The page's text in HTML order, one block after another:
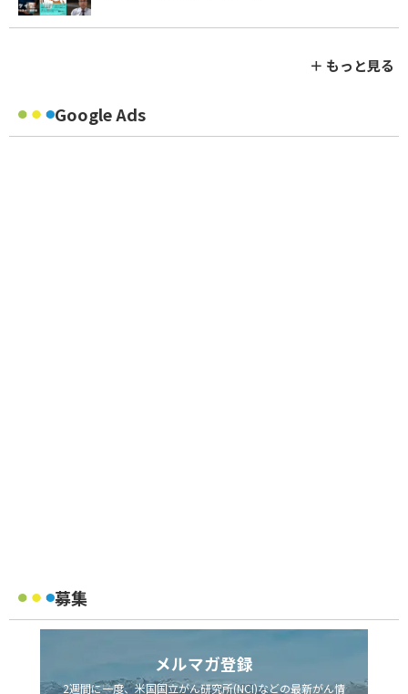
＋ もっと見る
Google Ads
募集
メルマガ登録
2週間に一度、米国国立がん研究所(NCI)などの最新がん情